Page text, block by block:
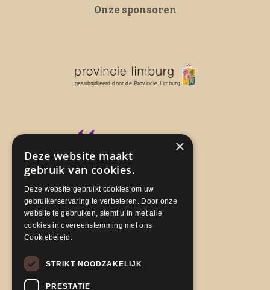
Onze sponsoren
×
Deze website maakt
gebruik van cookies.
Deze website gebruikt cookies om uw
gebruikerservaring te verbeteren. Door onze
website te gebruiken, stemt u in met alle
cookies in overeenstemming met ons
Cookiebeleid.
STRIKT NOODZAKELIJK
PRESTATIE